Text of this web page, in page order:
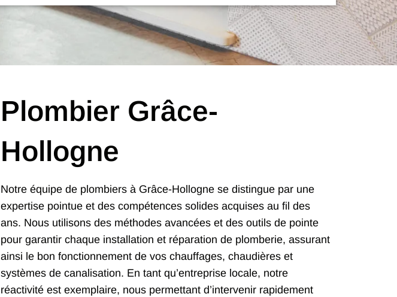
Plombier Grâce-
Hollogne
Notre équipe de plombiers à Grâce-Hollogne se distingue par une
expertise pointue et des compétences solides acquises au fil des
ans. Nous utilisons des méthodes avancées et des outils de pointe
pour garantir chaque installation et réparation de plomberie, assurant
ainsi le bon fonctionnement de vos chauffages, chaudières et
systèmes de canalisation. En tant qu’entreprise locale, notre
réactivité est exemplaire, nous permettant d’intervenir rapidement